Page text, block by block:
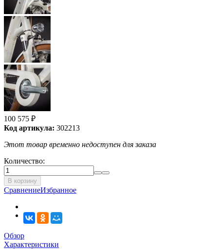
100 575 ₽
Код артикула: 302213
Этот товар временно недоступен для заказа
Количество:
В корзину
СравнениеИзбранное
Обзор
Характеристики